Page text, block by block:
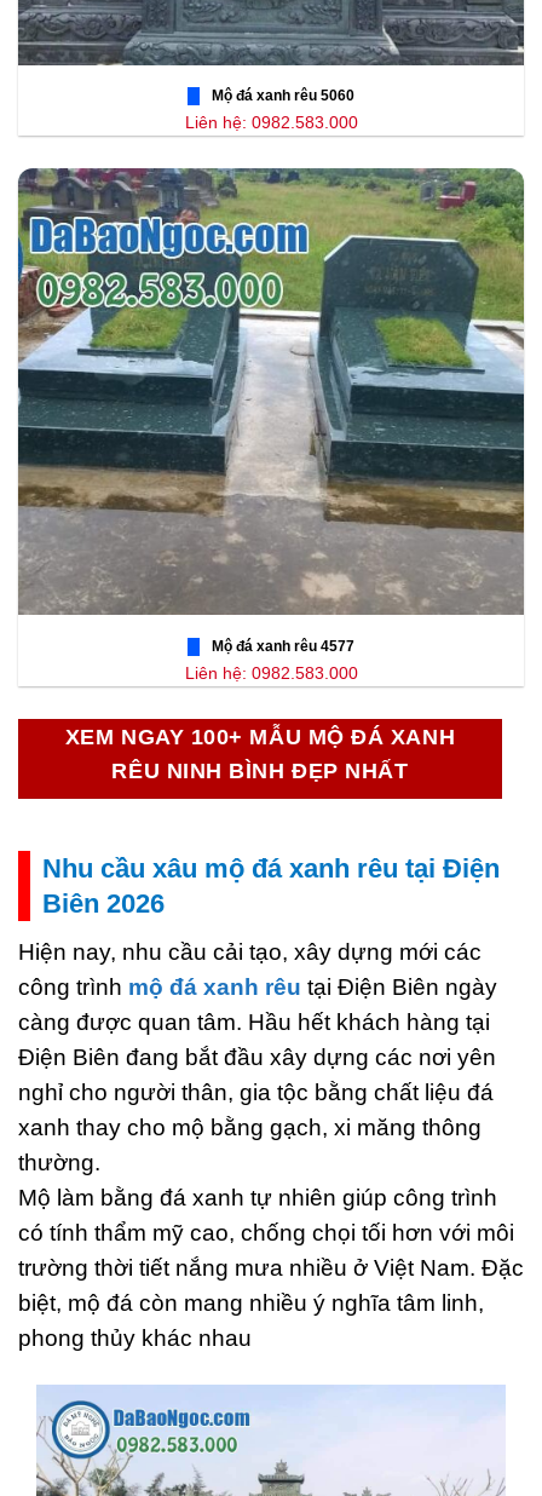
Mộ đá xanh rêu 5060
Liên hệ: 0982.583.000
Mộ đá xanh rêu 4577
Liên hệ: 0982.583.000
XEM NGAY 100+ MẪU MỘ ĐÁ XANH
RÊU NINH BÌNH ĐẸP NHẤT
Nhu cầu xâu mộ đá xanh rêu tại Điện
Biên 2026
Hiện nay, nhu cầu cải tạo, xây dựng mới các
công trình mộ đá xanh rêu tại Điện Biên ngày
càng được quan tâm. Hầu hết khách hàng tại
Điện Biên đang bắt đầu xây dựng các nơi yên
nghỉ cho người thân, gia tộc bằng chất liệu đá
xanh thay cho mộ bằng gạch, xi măng thông
thường.
Mộ làm bằng đá xanh tự nhiên giúp công trình
có tính thẩm mỹ cao, chống chọi tối hơn với môi
trường thời tiết nắng mưa nhiều ở Việt Nam. Đặc
biệt, mộ đá còn mang nhiều ý nghĩa tâm linh,
phong thủy khác nhau